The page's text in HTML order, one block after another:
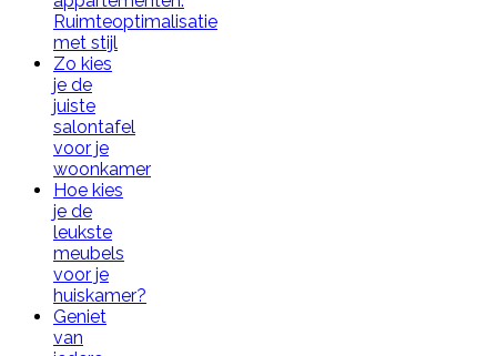
Ruimteoptimalisatie
met stijl
Zo kies
je de
juiste
salontafel
voor je
woonkamer
Hoe kies
je de
leukste
meubels
voor je
huiskamer?
Geniet
van